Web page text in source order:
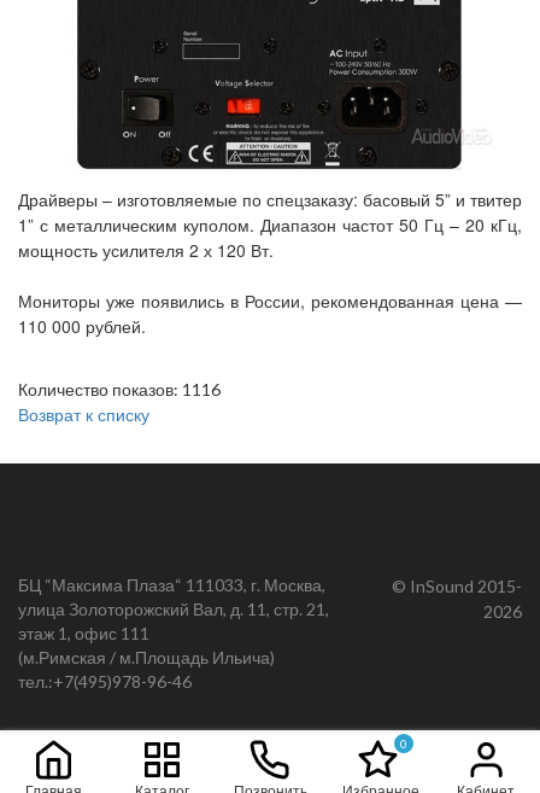
Драйверы – изготовляемые по спецзаказу: басовый 5” и твитер
1” с металлическим куполом. Диапазон частот 50 Гц – 20 кГц,
мощность усилителя 2 х 120 Вт.
Мониторы уже появились в России, рекомендованная цена —
110 000 рублей.
Количество показов: 1116
Возврат к списку
БЦ “Максима Плаза“ 111033, г. Москва,
улица Золоторожский Вал, д. 11, стр. 21,
этаж 1, офис 111
(м.Римская / м.Площадь Ильича)
тел.:+7(495)978-96-46
© InSound 2015-
2026
0